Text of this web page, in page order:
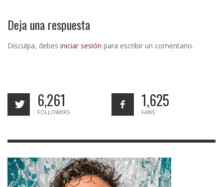
Deja una respuesta
Disculpa, debes iniciar sesión para escribir un comentario.
6,261
FOLLOWERS
1,625
FANS